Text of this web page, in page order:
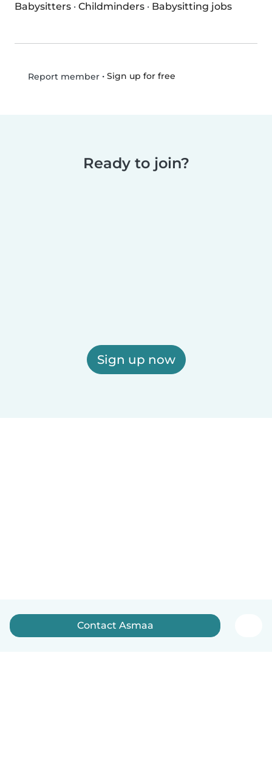
Babysitters · Childminders · Babysitting jobs
Report member• Sign up for free
Ready to join?
Sign up now
Contact Asmaa